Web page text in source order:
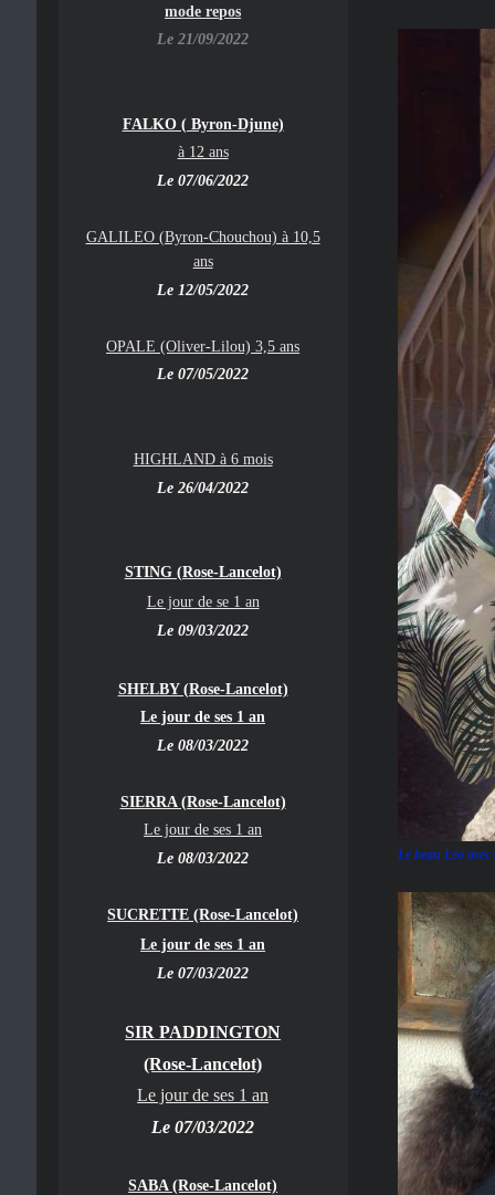
Le beau Léo avec
mode repos
Le 21/09/2022
FALKO ( Byron-Djune)
à 12 ans
Le 07/06/2022
GALILEO (Byron-Chouchou) à 10,5
ans
Le 12/05/2022
OPALE (Oliver-Lilou) 3,5 ans
Le 07/05/2022
HIGHLAND à 6 mois
Le 26/04/2022
STING (Rose-Lancelot)
Le jour de se 1 an
Le 09/03/2022
SHELBY (Rose-Lancelot)
Le jour de ses 1 an
Le 08/03/2022
SIERRA (Rose-Lancelot)
Le jour de ses 1 an
Le 08/03/2022
SUCRETTE (Rose-Lancelot)
Le jour de ses 1 an
Le 07/03/2022
SIR PADDINGTON
(Rose-Lancelot)
Le jour de ses 1 an
Le 07/03/2022
SABA (Rose-Lancelot)